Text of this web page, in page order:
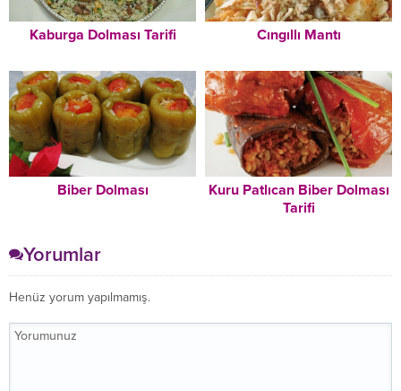
Kaburga Dolması Tarifi Cıngıllı Mantı
Biber Dolması
Kuru Patlıcan Biber Dolması
Tarifi
Yorumlar
Henüz yorum yapılmamış.